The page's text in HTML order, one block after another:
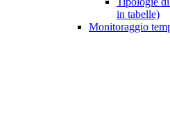
in tabelle)
Monitoraggio